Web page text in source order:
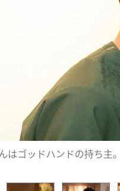
ゴッドハンドの持ち主。